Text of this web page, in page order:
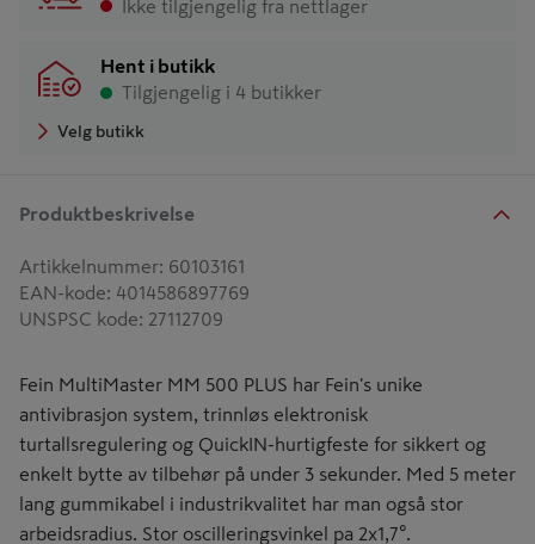
Ikke tilgjengelig fra nettlager
Hent i butikk
Tilgjengelig i 4 butikker
Velg butikk
Produktbeskrivelse
Artikkelnummer: 60103161
EAN-kode: 4014586897769
UNSPSC kode: 27112709
Fein MultiMaster MM 500 PLUS har Fein's unike
antivibrasjon system, trinnløs elektronisk
turtallsregulering og QuickIN-hurtigfeste for sikkert og
enkelt bytte av tilbehør på under 3 sekunder. Med 5 meter
lang gummikabel i industrikvalitet har man også stor
arbeidsradius. Stor oscilleringsvinkel pa 2x1,7°.